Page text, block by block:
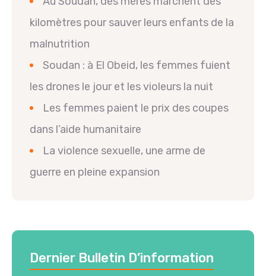
kilomètres pour sauver leurs enfants de la
malnutrition
Soudan : à El Obeid, les femmes fuient
les drones le jour et les violeurs la nuit
Les femmes paient le prix des coupes
dans l’aide humanitaire
La violence sexuelle, une arme de
guerre en pleine expansion
Dernier Bulletin D’information